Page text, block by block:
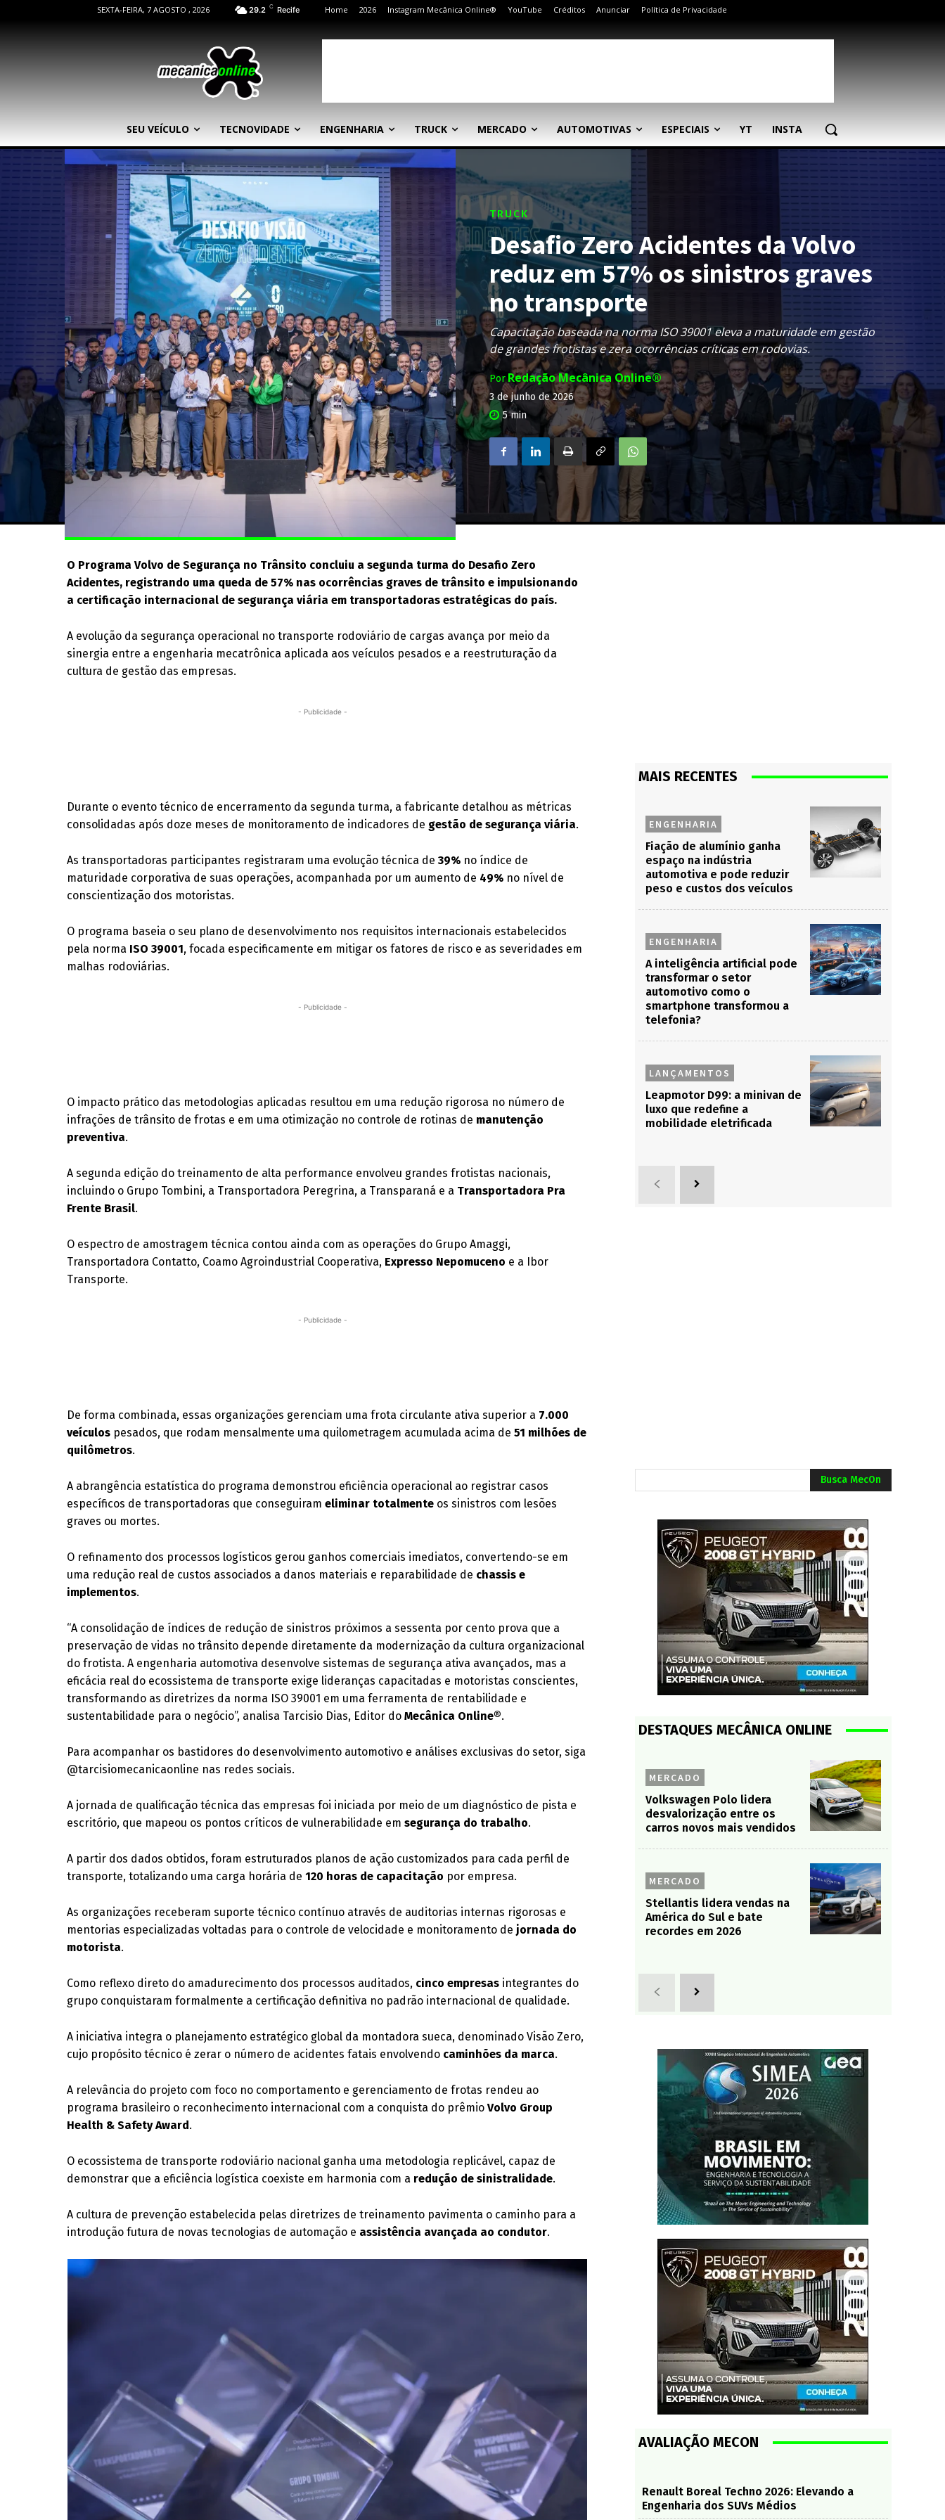
SEXTA-FEIRA, 7 AGOSTO , 2026 29.2 C Recife Home 2026 Instagram Mecânica Online® YouTube Créditos Anunciar Política de Privacidade
SEU VEÍCULO TECNOVIDADE ENGENHARIA TRUCK MERCADO AUTOMOTIVAS ESPECIAIS YT INSTA
TRUCK
Desafio Zero Acidentes da Volvo
reduz em 57% os sinistros graves
no transporte
Capacitação baseada na norma ISO 39001 eleva a maturidade em gestão
de grandes frotistas e zera ocorrências críticas em rodovias.
PorRedação Mecânica Online®
3 de junho de 2026
5min
O Programa Volvo de Segurança no Trânsito concluiu a segunda turma do Desafio Zero
Acidentes, registrando uma queda de 57% nas ocorrências graves de trânsito e impulsionando
a certificação internacional de segurança viária em transportadoras estratégicas do país.
A evolução da segurança operacional no transporte rodoviário de cargas avança por meio da
sinergia entre a engenharia mecatrônica aplicada aos veículos pesados e a reestruturação da
cultura de gestão das empresas.
- Publicidade -
Durante o evento técnico de encerramento da segunda turma, a fabricante detalhou as métricas
consolidadas após doze meses de monitoramento de indicadores de gestão de segurança viária.
As transportadoras participantes registraram uma evolução técnica de39% no índice de
maturidade corporativa de suas operações, acompanhada por um aumento de 49% no nível de
conscientização dos motoristas.
O programa baseia o seu plano de desenvolvimento nos requisitos internacionais estabelecidos
pela norma ISO 39001, focada especificamente em mitigar os fatores de risco e as severidades em
malhas rodoviárias.
- Publicidade -
O impacto prático das metodologias aplicadas resultou em uma redução rigorosa no número de
infrações de trânsito de frotas e em uma otimização no controle de rotinas de manutenção
preventiva.
A segunda edição do treinamento de alta performance envolveu grandes frotistas nacionais,
incluindo o Grupo Tombini, a Transportadora Peregrina, a Transparaná e a Transportadora Pra
Frente Brasil.
O espectro de amostragem técnica contou ainda com as operações do Grupo Amaggi,
Transportadora Contatto, Coamo Agroindustrial Cooperativa, Expresso Nepomuceno e a Ibor
Transporte.
- Publicidade -
De forma combinada, essas organizações gerenciam uma frota circulante ativa superior a 7.000
veículos pesados, que rodam mensalmente uma quilometragem acumulada acima de51 milhões de
quilômetros.
A abrangência estatística do programa demonstrou eficiência operacional ao registrar casos
específicos de transportadoras que conseguirameliminar totalmente os sinistros com lesões
graves ou mortes.
O refinamento dos processos logísticos gerou ganhos comerciais imediatos, convertendo-se em
uma redução real de custos associados a danos materiais e reparabilidade de chassis e
implementos.
“A consolidação de índices de redução de sinistros próximos a sessenta por cento prova que a
preservação de vidas no trânsito depende diretamente da modernização da cultura organizacional
do frotista. A engenharia automotiva desenvolve sistemas de segurança ativa avançados, mas a
eficácia real do ecossistema de transporte exige lideranças capacitadas e motoristas conscientes,
transformando as diretrizes da norma ISO 39001 em uma ferramenta de rentabilidade e
sustentabilidade para o negócio”, analisa Tarcisio Dias, Editor doMecânica Online®.
Para acompanhar os bastidores do desenvolvimento automotivo e análises exclusivas do setor, siga
@tarcisiomecanicaonline nas redes sociais.
A jornada de qualificação técnica das empresas foi iniciada por meio de um diagnóstico de pista e
escritório, que mapeou os pontos críticos de vulnerabilidade emsegurança do trabalho.
A partir dos dados obtidos, foram estruturados planos de ação customizados para cada perfil de
transporte, totalizando uma carga horária de120 horas de capacitação por empresa.
As organizações receberam suporte técnico contínuo através de auditorias internas rigorosas e
mentorias especializadas voltadas para o controle de velocidade e monitoramento de jornada do
motorista.
Como reflexo direto do amadurecimento dos processos auditados, cinco empresas integrantes do
grupo conquistaram formalmente a certificação definitiva no padrão internacional de qualidade.
A iniciativa integra o planejamento estratégico global da montadora sueca, denominado Visão Zero,
cujo propósito técnico é zerar o número de acidentes fatais envolvendo caminhões da marca.
A relevância do projeto com foco no comportamento e gerenciamento de frotas rendeu ao
programa brasileiro o reconhecimento internacional com a conquista do prêmioVolvo Group
Health & Safety Award.
O ecossistema de transporte rodoviário nacional ganha uma metodologia replicável, capaz de
demonstrar que a eficiência logística coexiste em harmonia com a redução de sinistralidade.
A cultura de prevenção estabelecida pelas diretrizes de treinamento pavimenta o caminho para a
introdução futura de novas tecnologias de automação e assistência avançada ao condutor.
MAIS RECENTES
ENGENHARIA
Fiação de alumínio ganha
espaço na indústria
automotiva e pode reduzir
peso e custos dos veículos
ENGENHARIA
A inteligência artificial pode
transformar o setor
automotivo como o
smartphone transformou a
telefonia?
LANÇAMENTOS
Leapmotor D99: a minivan de
luxo que redefine a
mobilidade eletrificada
Busca MecOn
DESTAQUES MECÂNICA ONLINE
MERCADO
Volkswagen Polo lidera
desvalorização entre os
carros novos mais vendidos
MERCADO
Stellantis lidera vendas na
América do Sul e bate
recordes em 2026
AVALIAÇÃO MECON
Renault Boreal Techno 2026: Elevando a
Engenharia dos SUVs Médios